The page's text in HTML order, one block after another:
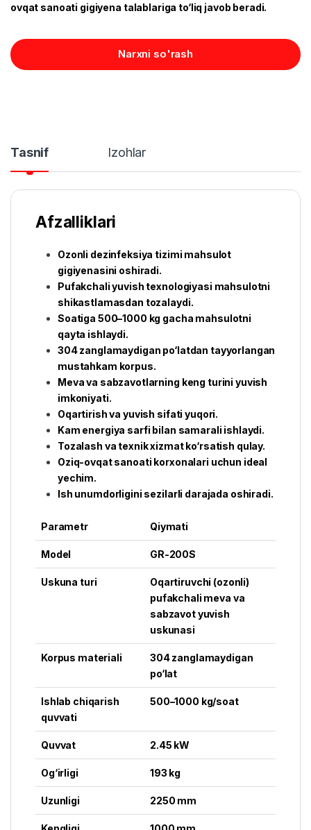
ovqat sanoati gigiyena talablariga to‘liq javob beradi.
Narxni so'rash
Tasnif Izohlar
Afzalliklari
Ozonli dezinfeksiya tizimi mahsulot
gigiyenasini oshiradi.
Pufakchali yuvish texnologiyasi mahsulotni
shikastlamasdan tozalaydi.
Soatiga 500–1000 kg gacha mahsulotni
qayta ishlaydi.
304 zanglamaydigan po‘latdan tayyorlangan
mustahkam korpus.
Meva va sabzavotlarning keng turini yuvish
imkoniyati.
Oqartirish va yuvish sifati yuqori.
Kam energiya sarfi bilan samarali ishlaydi.
Tozalash va texnik xizmat ko‘rsatish qulay.
Oziq-ovqat sanoati korxonalari uchun ideal
yechim.
Ish unumdorligini sezilarli darajada oshiradi.
Parametr Qiymati
Model GR-200S
Uskuna turi
Oqartiruvchi (ozonli)
pufakchali meva va
sabzavot yuvish
uskunasi
Korpus materiali
304 zanglamaydigan
po‘lat
Ishlab chiqarish
quvvati
500–1000 kg/soat
Quvvat 2.45 kW
Og‘irligi 193 kg
Uzunligi 2250 mm